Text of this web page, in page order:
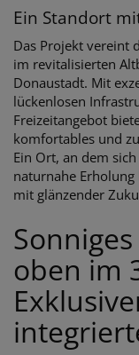
Ein Standort
Das Projekt vereint
im revitalisierten
Donaustadt. Mit
lückenlosen
Freizeitangebot
komfortables und
Ein Ort, an dem
naturnahe
mit glänzender
oben im